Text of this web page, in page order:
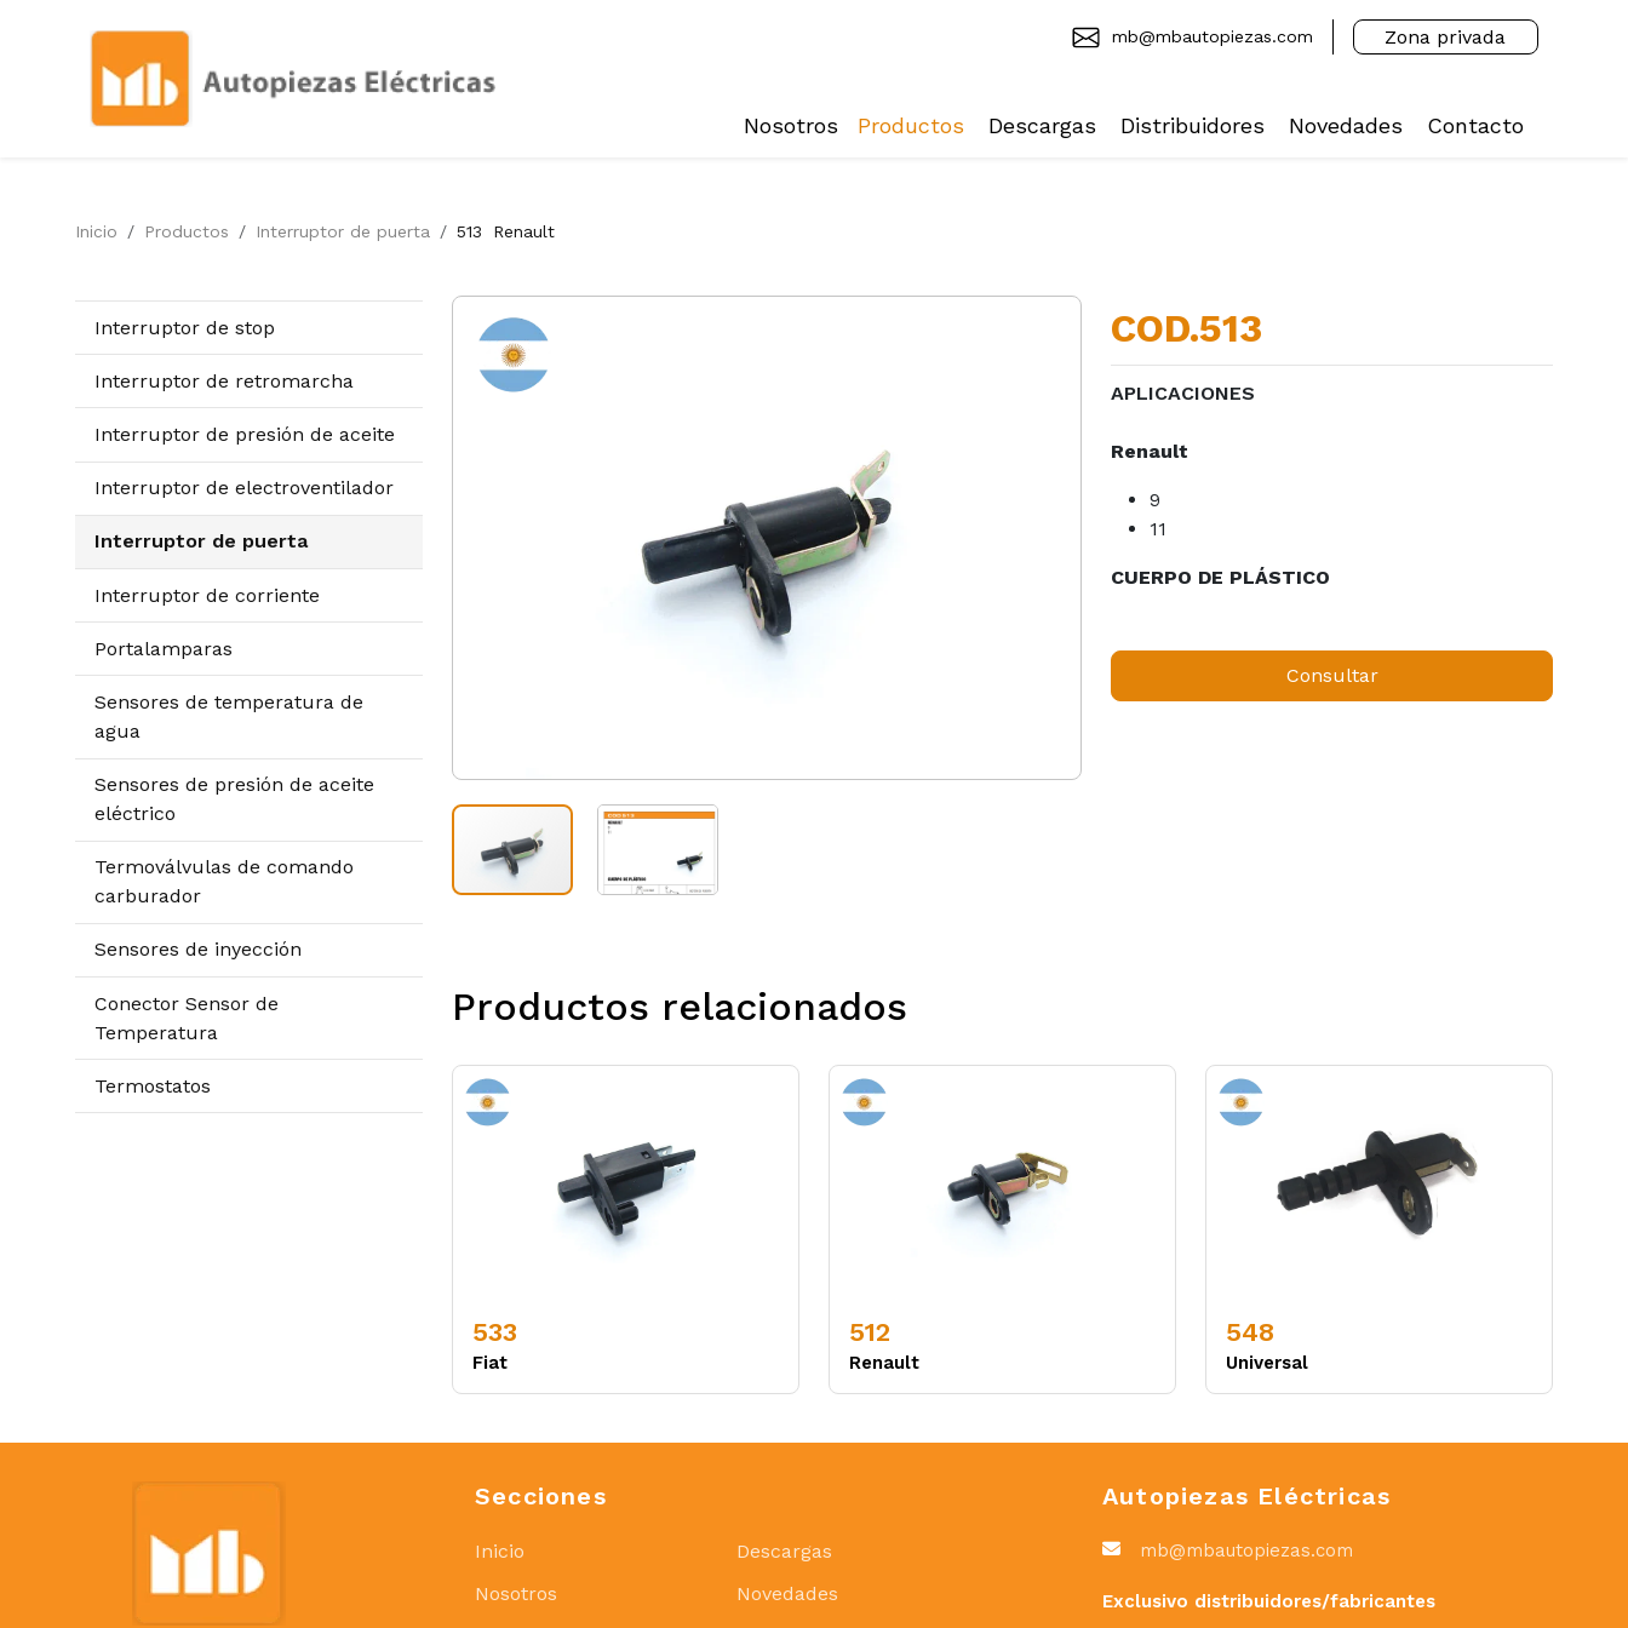
mb@mbautopiezas.com Zona privada
Nosotros Productos Descargas Distribuidores Novedades Contacto
Inicio Productos Interruptor de puerta 513 Renault
Interruptor de stop
Interruptor de retromarcha
Interruptor de presión de aceite
Interruptor de electroventilador
Interruptor de puerta
Interruptor de corriente
Portalamparas
Sensores de temperatura de
agua
Sensores de presión de aceite
eléctrico
Termoválvulas de comando
carburador
Sensores de inyección
Conector Sensor de
Temperatura
Termostatos
COD.513
APLICACIONES
Renault
9
11
CUERPO DE PLÁSTICO
Consultar
Productos relacionados
533
Fiat
512
Renault
548
Universal
Secciones
Inicio
Nosotros
Descargas
Novedades
Autopiezas Eléctricas
mb@mbautopiezas.com
Exclusivo distribuidores/fabricantes